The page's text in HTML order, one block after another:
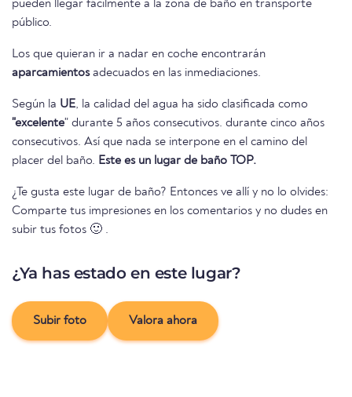
pueden llegar fácilmente a la zona de baño en transporte
público.
Los que quieran ir a nadar en coche encontrarán
aparcamientosadecuados en las inmediaciones.
Según la UE, la calidad del agua ha sido clasificada como
"excelente" durante 5 años consecutivos. durante cinco años
consecutivos. Así que nada se interpone en el camino del
placer del baño. Este es un lugar de baño TOP.
¿Te gusta este lugar de baño? Entonces ve allí y no lo olvides:
Comparte tus impresiones en los comentarios y no dudes en
subir tus fotos 🙂 .
¿Ya has estado en este lugar?
Subir foto Valora ahora